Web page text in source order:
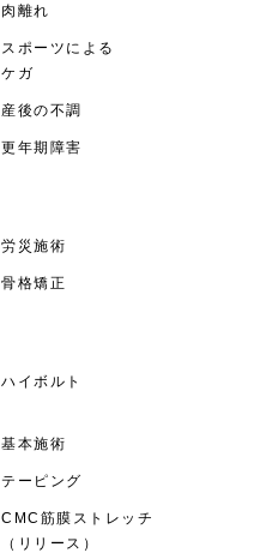
肉離れ
スポーツによる
ケガ
産後の不調
更年期障害
労災施術
骨格矯正
ハイボルト
基本施術
テーピング
CMC筋膜ストレッチ
（リリース）